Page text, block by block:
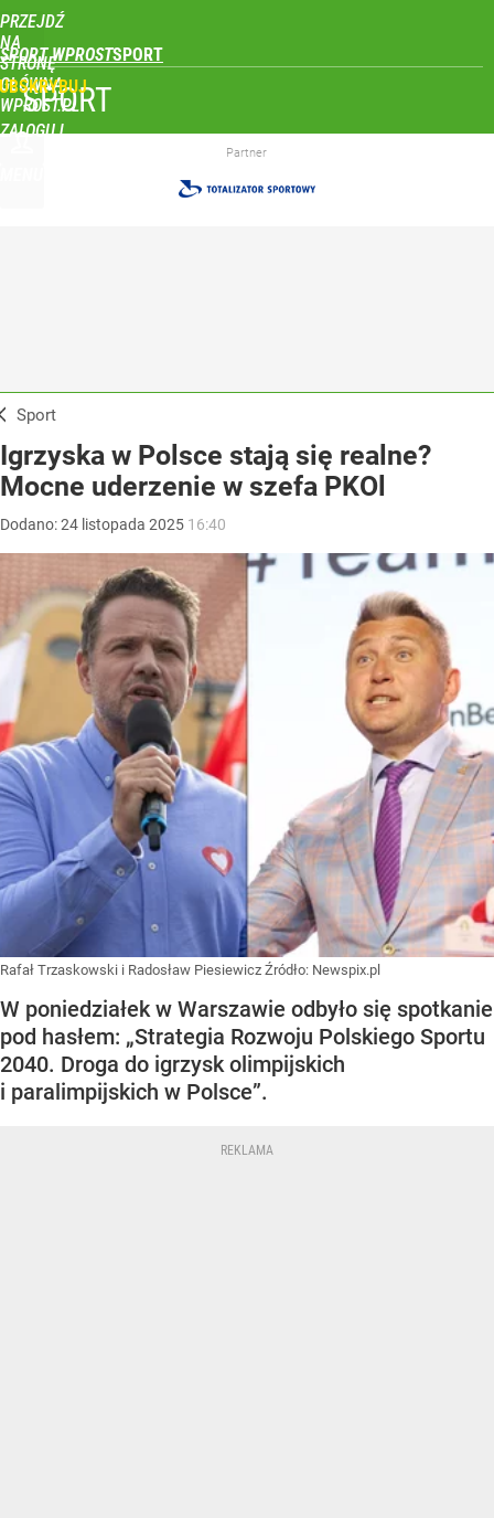
PRZEJDŹ
NA
STRONĘ
GŁÓWNĄ
WPROST.PL
SPORT WPROST
ZALOGUJ
SPORT
Partner
Sport
Igrzyska w Polsce stają się realne?
Mocne uderzenie w szefa PKOl
Dodano:24 listopada 2025 16:40
Rafał Trzaskowski i Radosław Piesiewicz Źródło: Newspix.pl
W poniedziałek w Warszawie odbyło się spotkanie
pod hasłem: „Strategia Rozwoju Polskiego Sportu
2040. Droga do igrzysk olimpijskich
i paralimpijskich w Polsce”.